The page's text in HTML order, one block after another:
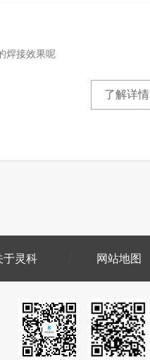
焊接效果呢
了解详情
于灵科 网站地图